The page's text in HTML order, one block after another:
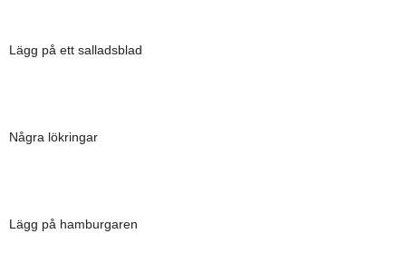
Lägg på ett salladsblad
Några lökringar
Lägg på hamburgaren